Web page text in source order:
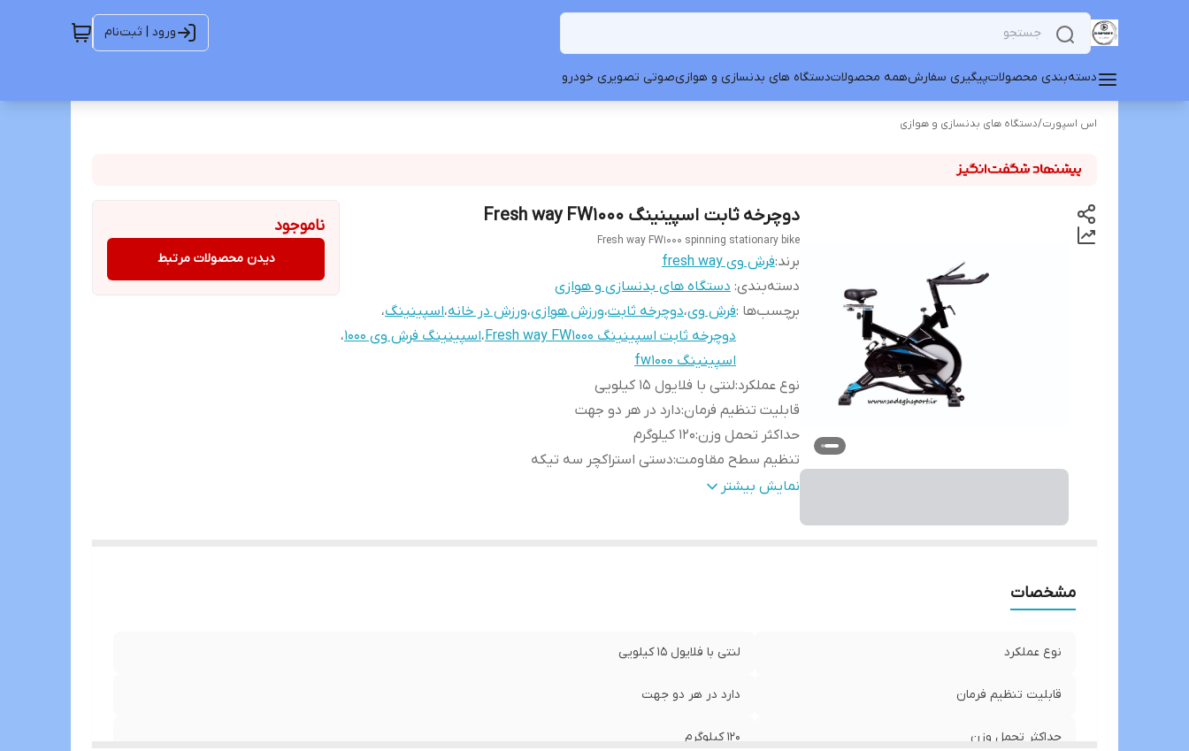
ورود | ثبت‌نام
دسته‌بندی محصولاتپیگیری سفارشهمه محصولاتدستگاه های بدنسازی و هوازیصوتی تصویری خودرو
اس اسپورت/دستگاه های بدنسازی و هوازی
دوچرخه ثابت اسپینینگ Fresh way FW1000
Fresh way FW1000 spinning stationary bike
برند:فرش وی fresh way
دسته‌بندی: دستگاه های بدنسازی و هوازی
برچسب‌ها :فرش وی،دوچرخه ثابت،ورزش هوازی،ورزش در خانه،اسپینینگ،
دوچرخه ثابت اسپینینگ Fresh way FW1000
،اسپینینگ فرش وی ۱۰۰۰
،
اسپینینگ fw1000
نوع عملکرد:لنتی با فلایول ۱۵ کیلویی
قابلیت تنظیم فرمان:دارد در هر دو جهت
حداکثر تحمل وزن:120 کیلوگرم
تنظیم سطح مقاومت:دستی استراکچر سه تیکه
تنظیم زین:افقی و عمودی با پیچ فنرینمایش بیشتر
ناموجود
دیدن محصولات مرتبط
مشخصات
نوع عملکرد لنتی با فلایول ۱۵ کیلویی
قابلیت تنظیم فرمان دارد در هر دو جهت
حداکثر تحمل وزن 120 کیلوگرم